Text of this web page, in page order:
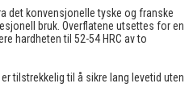
det konvensjonelle tyske og franske
bruk. Overflatene utsettes for en
hardheten til 52-54 HRC av to
tilstrekkelig til å sikre lang levetid uten